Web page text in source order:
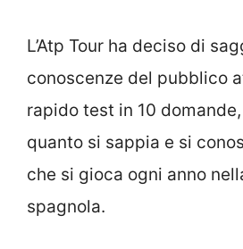
L’Atp Tour ha deciso di
conoscenze del pubblico
rapido test in 10
quanto si sappia e si
che si gioca ogni anno
spagnola.